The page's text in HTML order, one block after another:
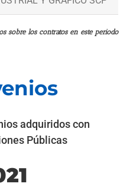
sobre los contratos en este periodo
adquiridos con
Públicas